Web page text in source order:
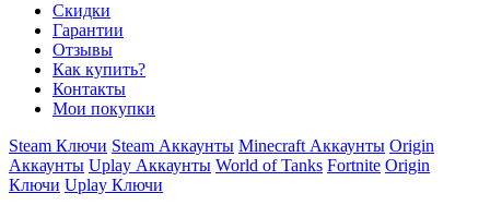
Скидки
Гарантии
Отзывы
Как купить?
Контакты
Мои покупки
Steam Ключи Steam Аккаунты Minecraft Аккаунты Origin
Аккаунты Uplay Аккаунты World of Tanks Fortnite Origin
Ключи Uplay Ключи